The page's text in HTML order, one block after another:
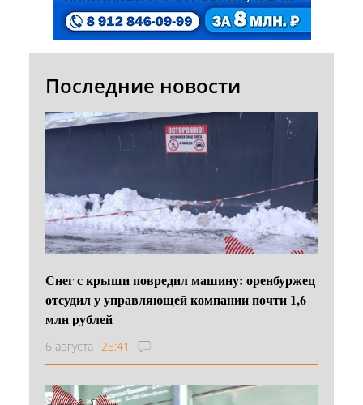
Последние новости
Снег с крыши повредил машину: оренбуржец
отсудил у управляющей компании почти 1,6
млн рублей
6 августа 23:41